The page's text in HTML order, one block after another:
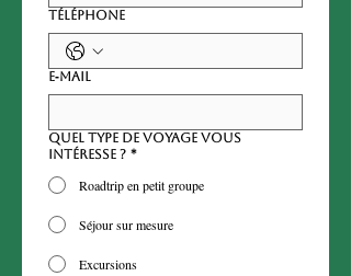
Téléphone
E‑mail
Quel type de voyage vous
intéresse ? *
Roadtrip en petit groupe
Séjour sur mesure
Excursions